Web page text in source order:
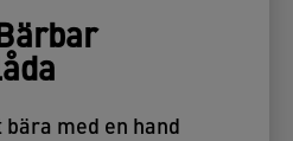
med en hand